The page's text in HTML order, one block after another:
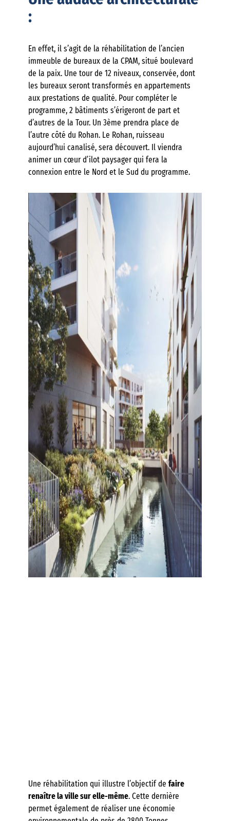
:
En effet, il s’agit de la réhabilitation de l’ancien
immeuble de bureaux de la CPAM, situé boulevard
de la paix. Une tour de 12 niveaux, conservée, dont
les bureaux seront transformés en appartements
aux prestations de qualité. Pour compléter le
programme, 2 bâtiments s’érigeront de part et
d’autres de la Tour. Un 3ème prendra place de
l’autre côté du Rohan. Le Rohan, ruisseau
aujourd’hui canalisé, sera découvert. Il viendra
animer un cœur d’ilot paysager qui fera la
connexion entre le Nord et le Sud du programme.
Une réhabilitation qui illustre l’objectif de faire
renaître la ville sur elle-même. Cette dernière
permet également de réaliser une économie